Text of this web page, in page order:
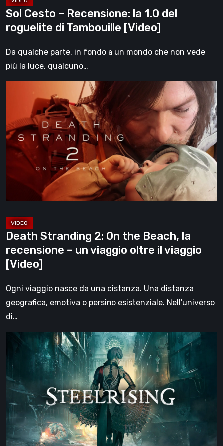
[Video]
Sol Cesto – Recensione: la 1.0 del
roguelite di Tambouille [Video]
Da qualche parte, in fondo a un mondo che non vede
più la luce, qualcuno…
Stranding
On
the
Beach,
recensione
–
viaggio
oltre
il
viaggio
Death Stranding 2: On the Beach, la
recensione – un viaggio oltre il viaggio
[Video]
Ogni viaggio nasce da una distanza. Una distanza
geografica, emotiva o persino esistenziale. Nell'universo
di…
Steelrising,
recensione:
rivoluzione
sotto
ingranaggi
[Video]